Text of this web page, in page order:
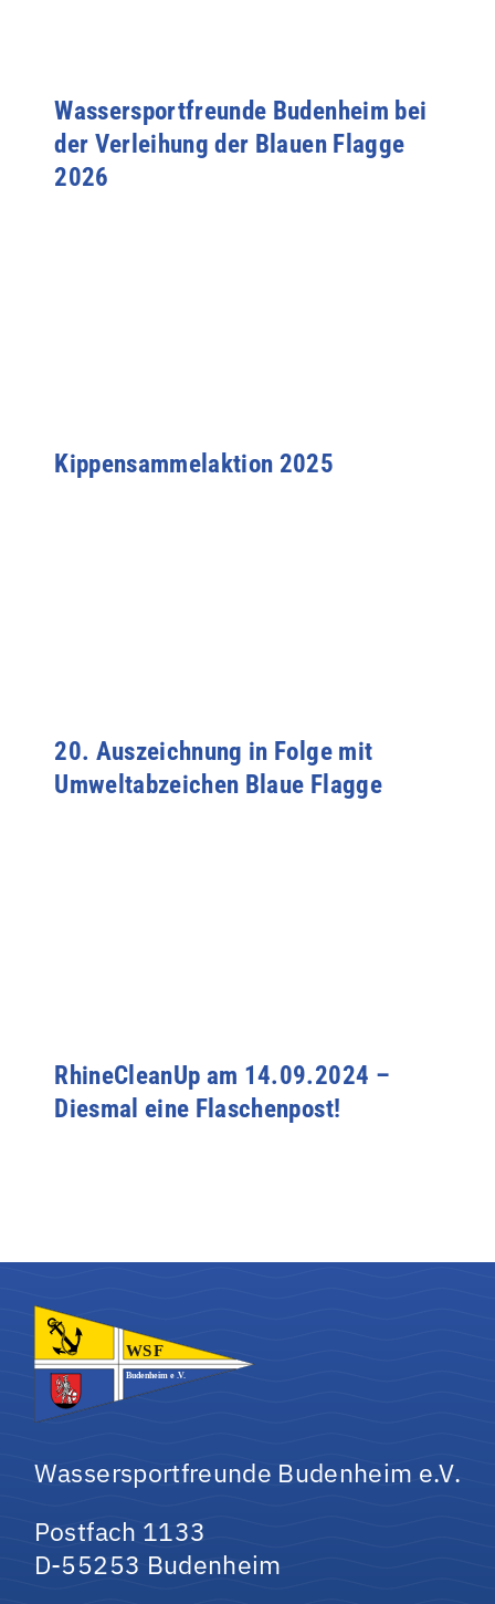
Wassersportfreunde Budenheim bei
der Verleihung der Blauen Flagge
2026
Kippensammelaktion 2025
20. Auszeichnung in Folge mit
Umweltabzeichen Blaue Flagge
RhineCleanUp am 14.09.2024 –
Diesmal eine Flaschenpost!
Wassersportfreunde Budenheim e.V.
Postfach 1133
D-55253 Budenheim